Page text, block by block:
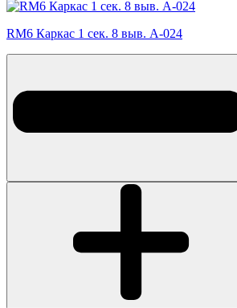
RM6 Каркас 1 сек. 8 выв. A-024